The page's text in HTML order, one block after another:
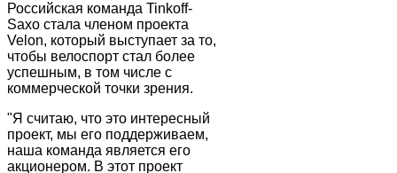
Российская команда Tinkoff-
Saxo стала членом проекта
Velon, который выступает за то,
чтобы велоспорт стал более
успешным, в том числе с
коммерческой точки зрения.
"Я считаю, что это интересный
проект, мы его поддерживаем,
наша команда является его
акционером. В этот проект